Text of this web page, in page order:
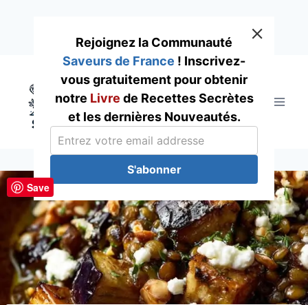
content
Rejoignez la Communauté
Saveurs de France ! Inscrivez-
vous gratuitement pour obtenir
notre Livre de Recettes Secrètes
et les dernières Nouveautés.
S'abonner
Save